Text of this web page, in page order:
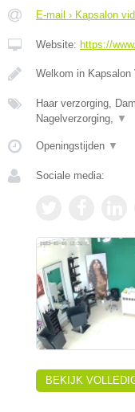
E-mail › Kapsalon
Website: https://
Welkom in Kapsalon
Haar verzorging,
Nagelverzorging, ▼
Openingstijden ▼
Sociale media:
BEKIJK